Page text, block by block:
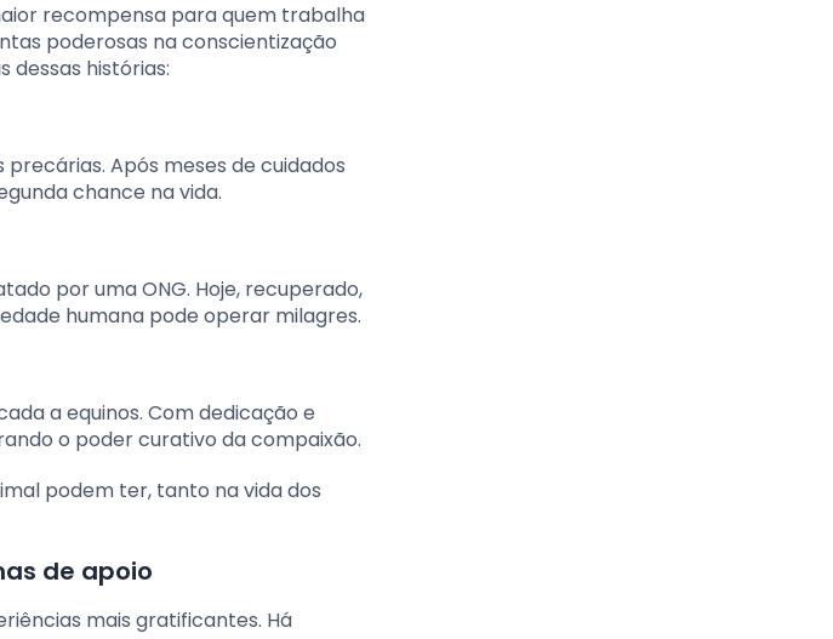
recompensa para quem trabalha
poderosas na conscientização
dessas histórias:
Após meses de cuidados
chance na vida.
por uma ONG. Hoje, recuperado,
humana pode operar milagres.
a equinos. Com dedicação e
o poder curativo da compaixão.
podem ter, tanto na vida dos
de apoio
mais gratificantes. Há